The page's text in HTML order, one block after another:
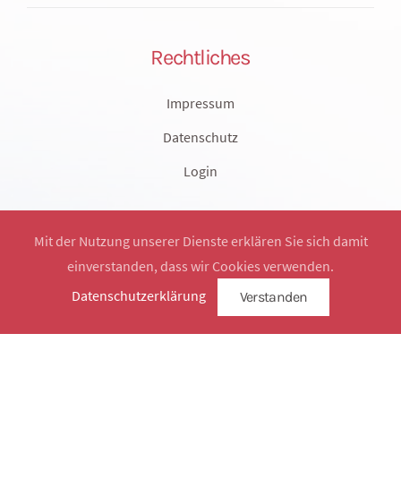
Rechtliches
Impressum
Datenschutz
Login
Mit der Nutzung unserer Dienste erklären Sie sich damit
einverstanden, dass wir Cookies verwenden.
Datenschutzerklärung
Verstanden